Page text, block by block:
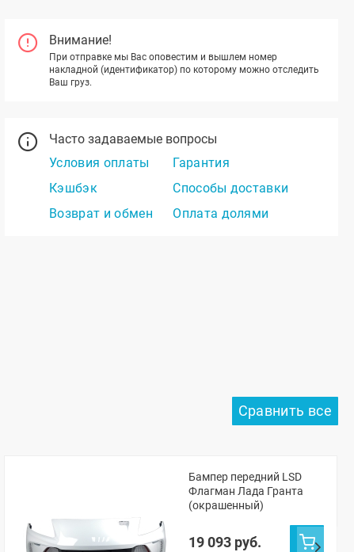
Внимание!
При отправке мы Вас оповестим и вышлем номер
накладной (идентификатор) по которому можно отследить
Ваш груз.
Часто задаваемые вопросы
Условия оплаты
Гарантия
Кэшбэк
Способы доставки
Возврат и обмен
Оплата долями
Бампер передний LSD
Флагман Лада Гранта
(окрашенный)
19 093 руб.